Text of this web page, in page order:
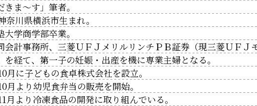
きま～す」筆者。
奈川県横浜市生まれ。
大学商学部卒業。
会計事務所、三菱ＵＦＪメリルリンチＰＢ証券（現三菱ＵＦＪ
を経て、第一子の妊娠・出産を機に専業主婦となる。
月に子どもの食卓株式会社を設立。
月より幼児食弁当の販売を開始。
月より冷凍食品の開発に取り組んでいる。